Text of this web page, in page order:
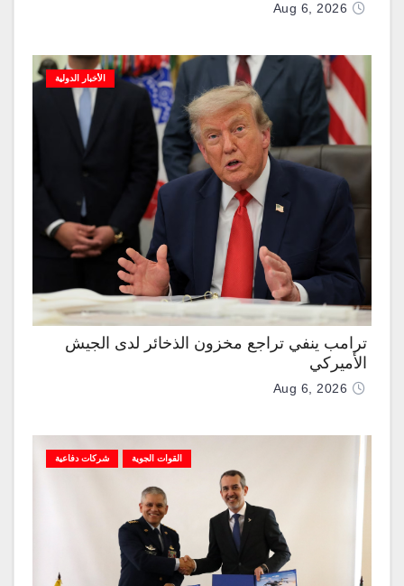
Aug 6, 2026
الأخبار الدولية
ترامب ينفي تراجع مخزون الذخائر لدى الجيش
الأميركي
Aug 6, 2026
القوات الجوية شركات دفاعية